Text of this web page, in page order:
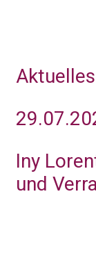
Iny
und